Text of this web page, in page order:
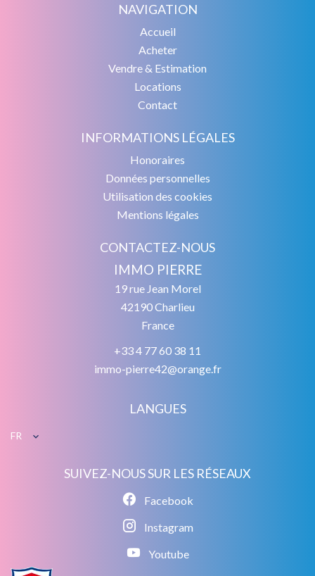
NAVIGATION
Accueil
Acheter
Vendre & Estimation
Locations
Contact
INFORMATIONS LÉGALES
Honoraires
Données personnelles
Utilisation des cookies
Mentions légales
CONTACTEZ-NOUS
IMMO PIERRE
19 rue Jean Morel
42190Charlieu
France
+33 4 77 60 38 11
immo-pierre42@orange.fr
LANGUES
FR
SUIVEZ-NOUS SUR LES RÉSEAUX
Facebook
Instagram
Youtube